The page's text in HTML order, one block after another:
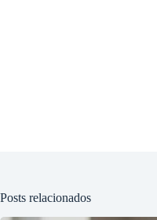
Posts relacionados